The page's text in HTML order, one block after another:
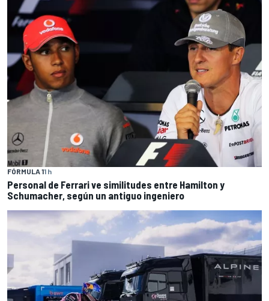
FÓRMULA 11 h
Personal de Ferrari ve similitudes entre Hamilton y
Schumacher, según un antiguo ingeniero